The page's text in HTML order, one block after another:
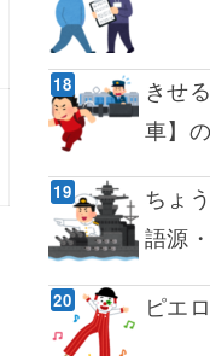
きせ
車】
ちょ
語源
ピエ